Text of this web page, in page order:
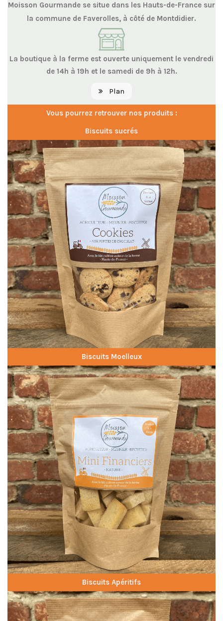
Moisson Gourmande se situe dans les Hauts-de-France sur
la commune de Faverolles, à côté de Montdidier.
La boutique à la ferme est ouverte uniquement le vendredi
de 14h à 19h et le samedi de 9h à 12h.
Plan
Vous pourrez retrouver nos produits :
Biscuits sucrés
Biscuits Moelleux
Biscuits Apéritifs